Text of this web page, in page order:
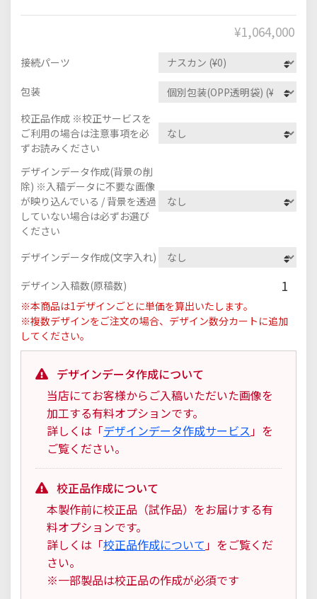
¥1,064,000
接続パーツ
包装
校正品作成 ※校正サービスを
ご利用の場合は注意事項を必
ずお読みください
デザインデータ作成(背景の削
除) ※入稿データに不要な画像
が映り込んでいる / 背景を透過
していない場合は必ずお選び
ください
デザインデータ作成(文字入れ)
デザイン入稿数(原稿数) 1
※本商品は1デザインごとに単価を算出いたします。
※複数デザインをご注文の場合、デザイン数分カートに追加
してください。
デザインデータ作成について
当店にてお客様からご入稿いただいた画像を
加工する有料オプションです。
詳しくは「デザインデータ作成サービス」を
ご覧ください。
校正品作成について
本製作前に校正品（試作品）をお届けする有
料オプションです。
詳しくは「校正品作成について」をご覧くだ
さい。
※一部製品は校正品の作成が必須です